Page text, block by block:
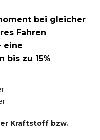
bei gleicher
Fahren
eine
bis zu 15%
Kraftstoff bzw.